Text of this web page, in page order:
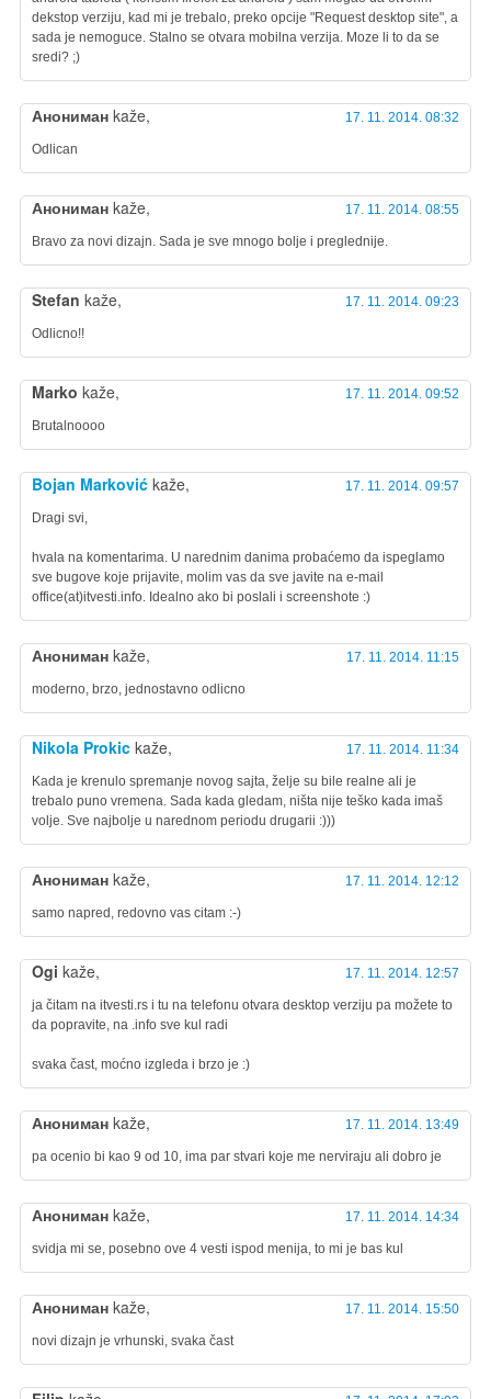
dekstop verziju, kad mi je trebalo, preko opcije "Request desktop site", a
sada je nemoguce. Stalno se otvara mobilna verzija. Moze li to da se
sredi? ;)
Анониман kaže, 17. 11. 2014. 08:32
Odlican
Анониман kaže, 17. 11. 2014. 08:55
Bravo za novi dizajn. Sada je sve mnogo bolje i preglednije.
Stefan kaže, 17. 11. 2014. 09:23
Odlicno!!
Marko kaže, 17. 11. 2014. 09:52
Brutalnoooo
Bojan Marković kaže, 17. 11. 2014. 09:57
Dragi svi,
hvala na komentarima. U narednim danima probaćemo da ispeglamo
sve bugove koje prijavite, molim vas da sve javite na e-mail
office(at)itvesti.info. Idealno ako bi poslali i screenshote :)
Анониман kaže, 17. 11. 2014. 11:15
moderno, brzo, jednostavno odlicno
Nikola Prokic kaže, 17. 11. 2014. 11:34
Kada je krenulo spremanje novog sajta, želje su bile realne ali je
trebalo puno vremena. Sada kada gledam, ništa nije teško kada imaš
volje. Sve najbolje u narednom periodu drugarii :)))
Анониман kaže, 17. 11. 2014. 12:12
samo napred, redovno vas citam :-)
Ogi kaže, 17. 11. 2014. 12:57
ja čitam na itvesti.rs i tu na telefonu otvara desktop verziju pa možete to
da popravite, na .info sve kul radi
svaka čast, moćno izgleda i brzo je :)
Анониман kaže, 17. 11. 2014. 13:49
pa ocenio bi kao 9 od 10, ima par stvari koje me nerviraju ali dobro je
Анониман kaže, 17. 11. 2014. 14:34
svidja mi se, posebno ove 4 vesti ispod menija, to mi je bas kul
Анониман kaže, 17. 11. 2014. 15:50
novi dizajn je vrhunski, svaka čast